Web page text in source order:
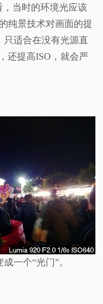
，当时的环境光应该
纯景技术对画面的提
只适合在没有光源直
还提高ISO，就会严
一个“光门”。